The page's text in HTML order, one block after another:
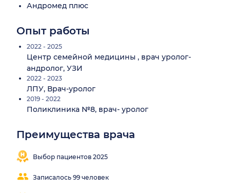
Андромед плюс
Опыт работы
2022 - 2025
Центр семейной медицины , врач уролог-
андролог, УЗИ
2022 - 2023
ЛПУ, Врач-уролог
2019 - 2022
Поликлиника №8, врач- уролог
Преимущества врача
Выбор пациентов 2025
Записалось 99 человек